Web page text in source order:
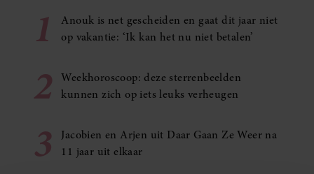
1
Anouk is net gescheiden en gaat dit jaar niet
op vakantie: ‘Ik kan het nu niet betalen’
2
Weekhoroscoop: deze sterrenbeelden
kunnen zich op iets leuks verheugen
3
Jacobien en Arjen uit Daar Gaan Ze Weer na
11 jaar uit elkaar